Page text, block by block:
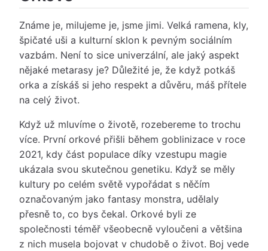
Známe je, milujeme je, jsme jimi. Velká ramena, kly,
špičaté uši a kulturní sklon k pevným sociálním
vazbám. Není to sice univerzální, ale jaký aspekt
nějaké metarasy je? Důležité je, že když potkáš
orka a získáš si jeho respekt a důvěru, máš přítele
na celý život.
Když už mluvíme o životě, rozebereme to trochu
více. První orkové přišli během goblinizace v roce
2021, kdy část populace díky vzestupu magie
ukázala svou skutečnou genetiku. Když se měly
kultury po celém světě vypořádat s něčím
označovaným jako fantasy monstra, udělaly
přesně to, co bys čekal. Orkové byli ze
společnosti téměř všeobecně vyloučeni a většina
z nich musela bojovat v chudobě o život. Boj vede